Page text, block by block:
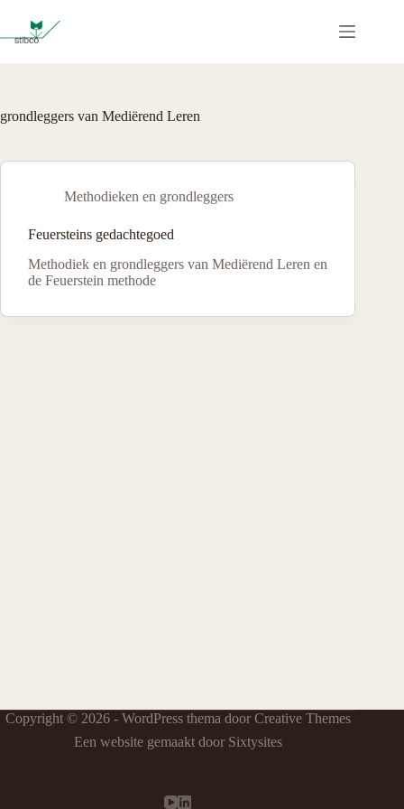
de
grondleggers van Mediërend Leren
Methodieken en grondleggers
Feuersteins gedachtegoed
Methodiek en grondleggers van Mediërend Leren en
de Feuerstein methode
Copyright © 2026 - WordPress thema door Creative Themes
Een website gemaakt door Sixtysites